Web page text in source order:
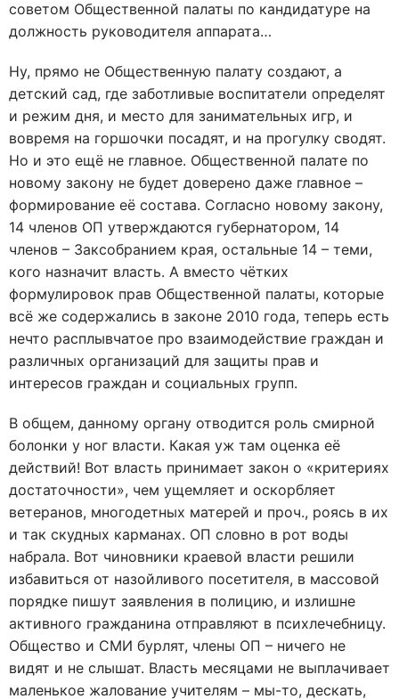
советом Общественной палаты по кандидатуре на
должность руководителя аппарата…
Ну, прямо не Общественную палату создают, а
детский сад, где заботливые воспитатели определят
и режим дня, и место для занимательных игр, и
вовремя на горшочки посадят, и на прогулку сводят.
Но и это ещё не главное. Общественной палате по
новому закону не будет доверено даже главное –
формирование её состава. Согласно новому закону,
14 членов ОП утверждаются губернатором, 14
членов – Заксобранием края, остальные 14 – теми,
кого назначит власть. А вместо чётких
формулировок прав Общественной палаты, которые
всё же содержались в законе 2010 года, теперь есть
нечто расплывчатое про взаимодействие граждан и
различных организаций для защиты прав и
интересов граждан и социальных групп.
В общем, данному органу отводится роль смирной
болонки у ног власти. Какая уж там оценка её
действий! Вот власть принимает закон о «критериях
достаточности», чем ущемляет и оскорбляет
ветеранов, многодетных матерей и проч., роясь в их
и так скудных карманах. ОП словно в рот воды
набрала. Вот чиновники краевой власти решили
избавиться от назойливого посетителя, в массовой
порядке пишут заявления в полицию, и излишне
активного гражданина отправляют в психлечебницу.
Общество и СМИ бурлят, члены ОП – ничего не
видят и не слышат. Власть месяцами не выплачивает
маленькое жалование учителям – мы-то, дескать,